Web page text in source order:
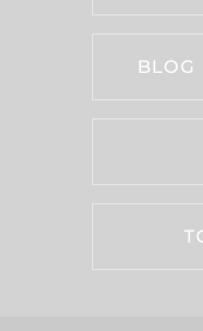
BLOG